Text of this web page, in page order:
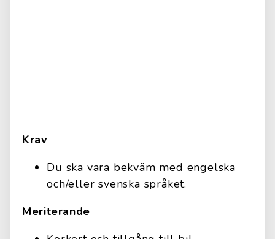
Krav
Du ska vara bekväm med engelska
och/eller svenska språket.
Meriterande